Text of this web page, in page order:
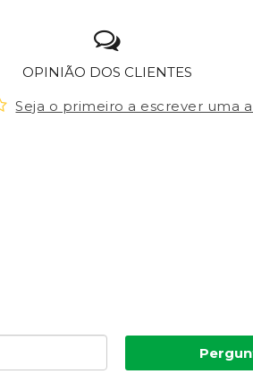
OPINIÃO DOS CLIENTES
Seja o primeiro a escrever uma